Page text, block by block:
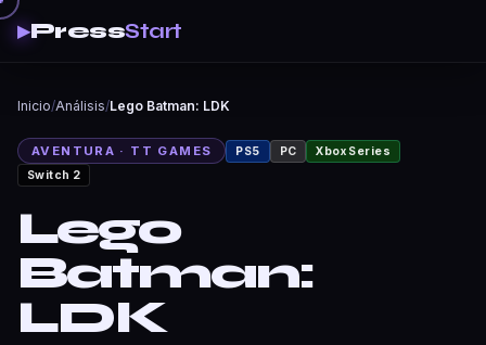
▶PressStart
Inicio/Análisis/Lego Batman: LDK
AVENTURA · TT GAMES PS5 PC
Xbox Series
Switch 2
Lego
Batman:
LDK